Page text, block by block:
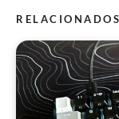
RELACIONADOS